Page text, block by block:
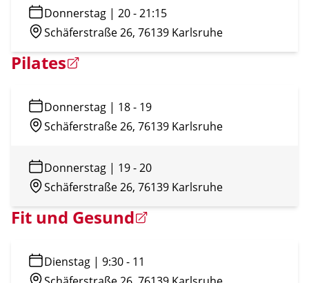
Donnerstag | 20-21:15
Schäferstraße 26, 76139 Karlsruhe
Pilates
Donnerstag | 18- 19
Schäferstraße 26, 76139 Karlsruhe
Donnerstag | 19-20
Schäferstraße 26, 76139 Karlsruhe
Fit und Gesund
Dienstag | 9:30- 11